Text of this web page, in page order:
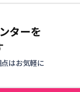
ターを
はお気軽に